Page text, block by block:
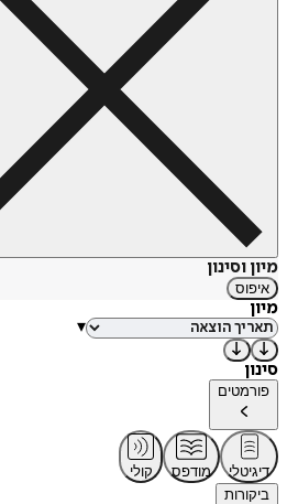
מיון וסינון
איפוס
מיון
▾
סינון
פורמטים
דיגיטלי מודפס
קולי
ביקורות